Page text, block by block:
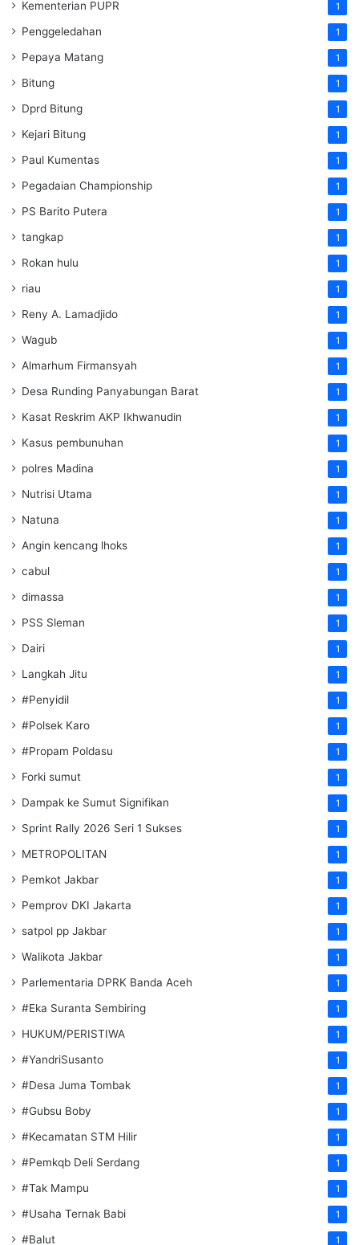
Kementerian PUPR 1
Penggeledahan 1
Pepaya Matang 1
Bitung 1
Dprd Bitung 1
Kejari Bitung 1
Paul Kumentas 1
Pegadaian Championship 1
PS Barito Putera 1
tangkap 1
Rokan hulu 1
riau 1
Reny A. Lamadjido 1
Wagub 1
Almarhum Firmansyah 1
Desa Runding Panyabungan Barat 1
Kasat Reskrim AKP Ikhwanudin 1
Kasus pembunuhan 1
polres Madina 1
Nutrisi Utama 1
Natuna 1
Angin kencang lhoks 1
cabul 1
dimassa 1
PSS Sleman 1
Dairi 1
Langkah Jitu 1
#Penyidil 1
#Polsek Karo 1
#Propam Poldasu 1
Forki sumut 1
Dampak ke Sumut Signifikan 1
Sprint Rally 2026 Seri 1 Sukses 1
METROPOLITAN 1
Pemkot Jakbar 1
Pemprov DKI Jakarta 1
satpol pp Jakbar 1
Walikota Jakbar 1
Parlementaria DPRK Banda Aceh 1
#Eka Suranta Sembiring 1
HUKUM/PERISTIWA 1
#YandriSusanto 1
#Desa Juma Tombak 1
#Gubsu Boby 1
#Kecamatan STM Hilir 1
#Pemkqb Deli Serdang 1
#Tak Mampu 1
#Usaha Ternak Babi 1
#Balut 1